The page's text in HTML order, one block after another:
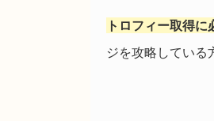
トロフィー取得
ジを攻略している